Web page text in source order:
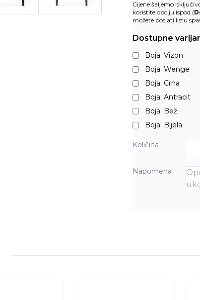
Cijene šaljemo
koristite opciju ispod (
možete poslati listu
Dostupne
Boja: Vizon
Boja: Wenge
Boja: Crna
Boja: Antracit
Boja: Bež
Boja: Bijela
Količina
Napomena